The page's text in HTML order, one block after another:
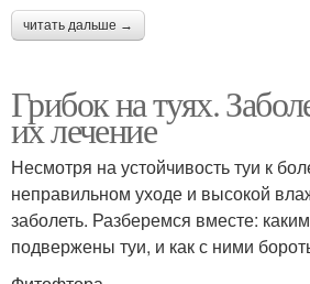
читать дальше →
Грибок на туях.
их лечение
Несмотря на устойчивость туи к
неправильном уходе и высокой
заболеть. Разберемся вместе:
подвержены туи, и как с ними